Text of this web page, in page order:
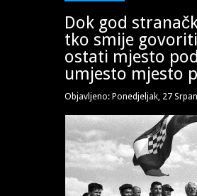
Dok god
tko smije
ostati mjesto
umjesto mjesto
Objavljeno: Ponedjeljak, 27